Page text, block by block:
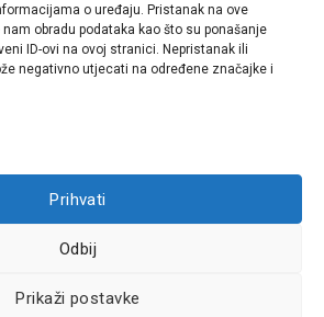
o uređaju. Pristanak na ove
obradu podataka kao što su ponašanje
ID-ovi na ovoj stranici. Nepristanak ili
negativno utjecati na određene značajke i
Prihvati
Odbij
Prikaži postavke
PLINOVA
+38513030300